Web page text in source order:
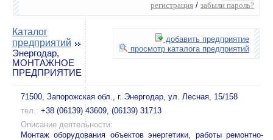
регистрация / забыли пароль?
добавить предприятие
просмотр каталога предприятий
Каталог
предприятий
Энергодар,
МОНТАЖНОЕ
ПРЕДПРИЯТИЕ
71500, Запорожская обл., г. Энергодар, ул. Лесная, 15/158
тел.: +38 (06139) 43609, (06139) 31713
Описание деятельности:
Монтаж оборудования объектов энергетики, работы ремонтно-